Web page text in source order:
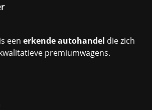
een erkende autohandel die zich
premiumwagens.